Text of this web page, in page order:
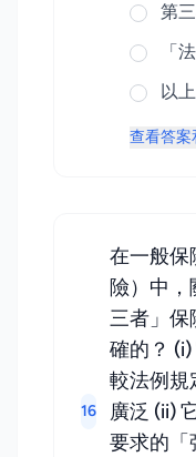
第
「
以
查看答案
16
在一般保
險）中，
三者」保
確的？
較法例規
廣泛 (ii)
要求的「